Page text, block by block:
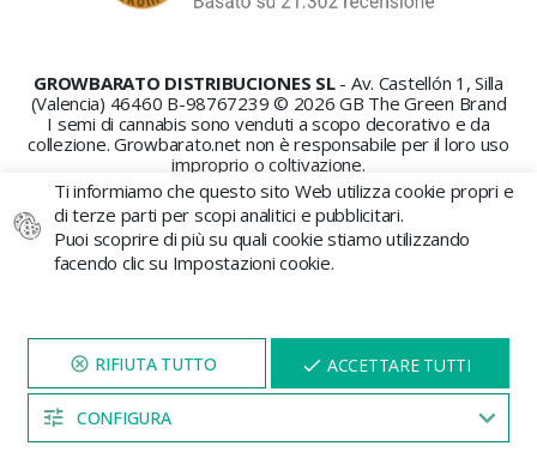
GROWBARATO DISTRIBUCIONES SL - Av. Castellón 1, Silla
(Valencia) 46460 B-98767239 © 2026 GB The Green Brand
I semi di cannabis sono venduti a scopo decorativo e da
collezione. Growbarato.net non è responsabile per il loro uso
improprio o coltivazione.
Ti informiamo che questo sito Web utilizza cookie propri e
di terze parti per scopi analitici e pubblicitari.
Puoi scoprire di più su quali cookie stiamo utilizzando
facendo clic su Impostazioni cookie.
CONFIGURA
ACCETTARE TUTTI
VISITA IL NOSTRO SITO
PER 5 MINUTI E QUI
APPARIRÀ UNOSCONTO
04:53